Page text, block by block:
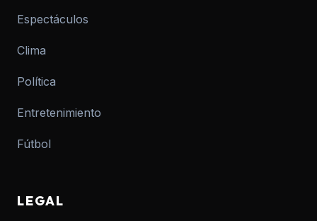
Espectáculos
Clima
Política
Entretenimiento
Fútbol
LEGAL